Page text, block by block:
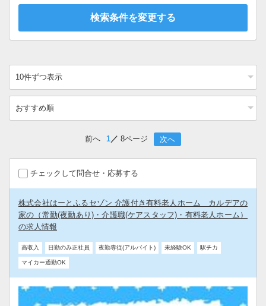
検索条件を変更する
前へ 1 8ページ 次へ
チェックして問合せ・応募する
株式会社はーとふるセゾン 介護付き有料老人ホーム カルデアの
家の（常勤(夜勤あり)・介護職(ケアスタッフ)・有料老人ホーム）
の求人情報
高収入 日勤のみ正社員 夜勤専従(アルバイト) 未経験OK 駅チカ
マイカー通勤OK